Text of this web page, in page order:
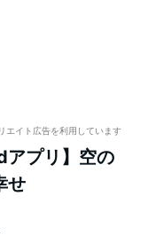
エイト広告を利用しています
アプリ】空の
せ